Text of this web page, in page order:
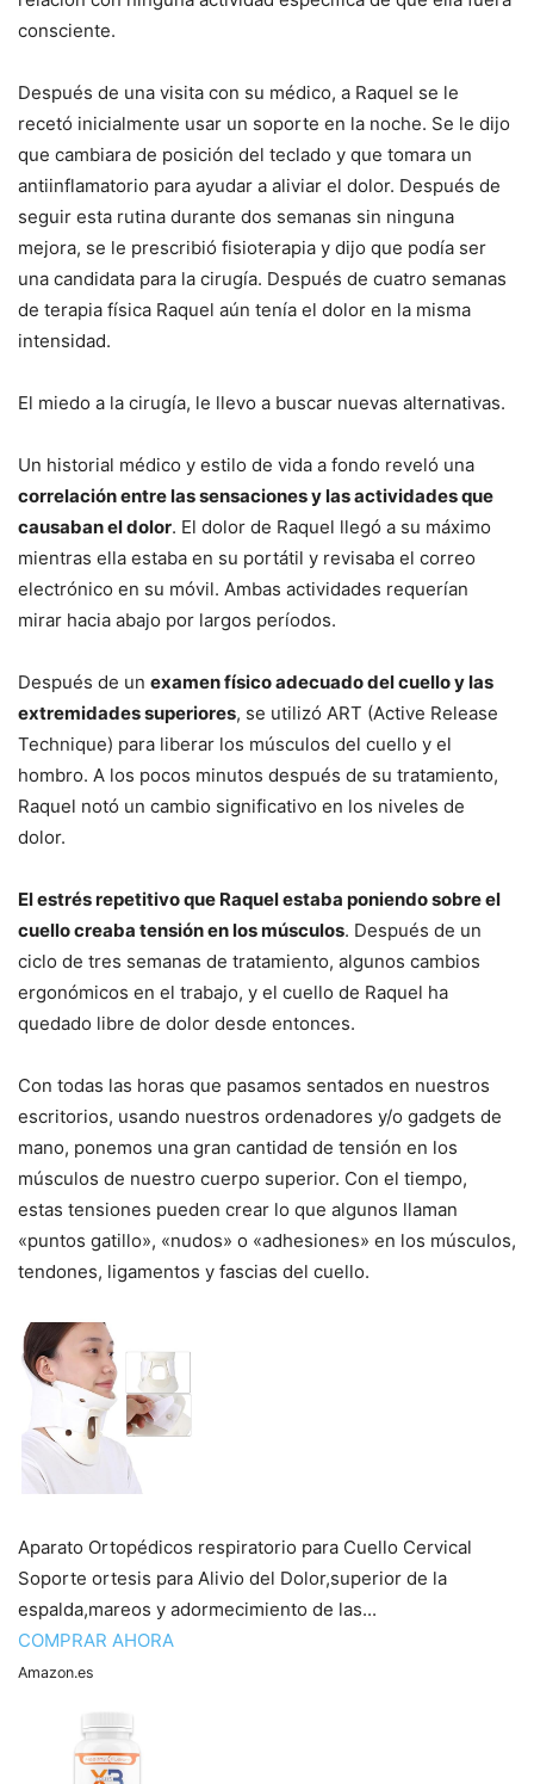
consciente.
Después de una visita con su médico, a Raquel se le
recetó inicialmente usar un soporte en la noche. Se le dijo
que cambiara de posición del teclado y que tomara un
antiinflamatorio para ayudar a aliviar el dolor. Después de
seguir esta rutina durante dos semanas sin ninguna
mejora, se le prescribió fisioterapia y dijo que podía ser
una candidata para la cirugía. Después de cuatro semanas
de terapia física Raquel aún tenía el dolor en la misma
intensidad.
El miedo a la cirugía, le llevo a buscar nuevas alternativas.
Un historial médico y estilo de vida a fondo reveló una
correlación entre las sensaciones y las actividades que
causaban el dolor. El dolor de Raquel llegó a su máximo
mientras ella estaba en su portátil y revisaba el correo
electrónico en su móvil. Ambas actividades requerían
mirar hacia abajo por largos períodos.
Después de un examen físico adecuado del cuello y las
extremidades superiores, se utilizó ART (Active Release
Technique) para liberar los músculos del cuello y el
hombro. A los pocos minutos después de su tratamiento,
Raquel notó un cambio significativo en los niveles de
dolor.
El estrés repetitivo que Raquel estaba poniendo sobre el
cuello creaba tensión en los músculos. Después de un
ciclo de tres semanas de tratamiento, algunos cambios
ergonómicos en el trabajo, y el cuello de Raquel ha
quedado libre de dolor desde entonces.
Con todas las horas que pasamos sentados en nuestros
escritorios, usando nuestros ordenadores y/o gadgets de
mano, ponemos una gran cantidad de tensión en los
músculos de nuestro cuerpo superior. Con el tiempo,
estas tensiones pueden crear lo que algunos llaman
«puntos gatillo», «nudos» o «adhesiones» en los músculos,
tendones, ligamentos y fascias del cuello.
Aparato Ortopédicos respiratorio para Cuello Cervical
Soporte ortesis para Alivio del Dolor,superior de la
espalda,mareos y adormecimiento de las...
COMPRAR AHORA
Amazon.es